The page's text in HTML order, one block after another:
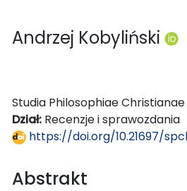
Andrzej Kobyliński
Studia Philosophiae Christianae
Dział: Recenzje i sprawozdania
https://doi.org/10.21697/
Abstrakt